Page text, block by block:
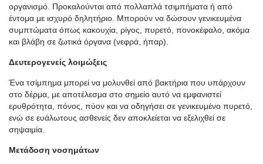
οργανισμό. Προκαλούνται από πολλαπλά τσιμπήματα ή από
έντομα με ισχυρό δηλητήριο. Μπορούν να δώσουν γενικευμένα
συμπτώματα όπως κακουχία, ρίγος, πυρετό, πονοκέφαλο, ακόμα
και βλάβη σε ζωτικά όργανα (νεφρά, ήπαρ).
Δευτερογενείς λοιμώξεις
Ένα τσίμπημα μπορεί να μολυνθεί από βακτήρια που υπάρχουν
στο δέρμα, με αποτέλεσμα στο σημείο αυτό να εμφανιστεί
ερυθρότητα, πόνος, πύον και να οδηγήσει σε γενικευμένο πυρετό,
ενώ σε ευάλωτους ασθενείς δεν αποκλείεται να εξελιχθεί σε
σηψαιμία.
Μετάδοση νοσημάτων